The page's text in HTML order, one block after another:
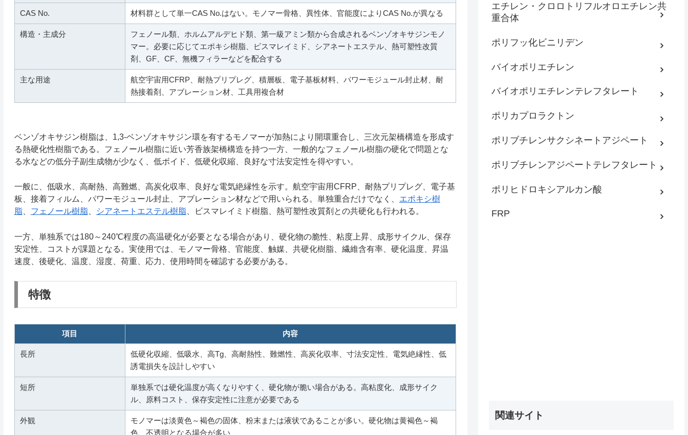
CAS No. 材料群として単一CAS No.はない。モノマー骨格、異性体、官能度によりCAS No.が異なる
構造・主成分
フェノール類、ホルムアルデヒド類、第一級アミン類から合成されるベンゾオキサジンモノ
マー。必要に応じてエポキシ樹脂、ビスマレイミド、シアネートエステル、熱可塑性改質
剤、GF、CF、無機フィラーなどを配合する
主な用途
航空宇宙用CFRP、耐熱プリプレグ、積層板、電子基板材料、パワーモジュール封止材、耐
熱接着剤、アブレーション材、工具用複合材
ベンゾオキサジン樹脂は、1,3-ベンゾオキサジン環を有するモノマーが加熱により開環重合し、三次元架橋構造を形成す
る熱硬化性樹脂である。フェノール樹脂に近い芳香族架橋構造を持つ一方、一般的なフェノール樹脂の硬化で問題とな
る水などの低分子副生成物が少なく、低ボイド、低硬化収縮、良好な寸法安定性を得やすい。
一般に、低吸水、高耐熱、高難燃、高炭化収率、良好な電気絶縁性を示す。航空宇宙用CFRP、耐熱プリプレグ、電子基
板、接着フィルム、パワーモジュール封止、アブレーション材などで用いられる。単独重合だけでなく、 エポキシ樹
脂、 フェノール樹脂、 シアネートエステル樹脂、ビスマレイミド樹脂、熱可塑性改質剤との共硬化も行われる。
一方、単独系では180～240℃程度の高温硬化が必要となる場合があり、硬化物の脆性、粘度上昇、成形サイクル、保存
安定性、コストが課題となる。実使用では、モノマー骨格、官能度、触媒、共硬化樹脂、繊維含有率、硬化温度、昇温
速度、後硬化、温度、湿度、荷重、応力、使用時間を確認する必要がある。
特徴
項目 内容
長所
低硬化収縮、低吸水、高Tg、高耐熱性、難燃性、高炭化収率、寸法安定性、電気絶縁性、低
誘電損失を設計しやすい
短所
単独系では硬化温度が高くなりやすく、硬化物が脆い場合がある。高粘度化、成形サイク
ル、原料コスト、保存安定性に注意が必要である
外観
モノマーは淡黄色～褐色の固体、粉末または液状であることが多い。硬化物は黄褐色～褐
色、不透明となる場合が多い
エチレン・クロロトリフルオロエチレン共
重合体
ポリフッ化ビニリデン
バイオポリエチレン
バイオポリエチレンテレフタレート
ポリカプロラクトン
ポリブチレンサクシネートアジペート
ポリブチレンアジペートテレフタレート
ポリヒドロキシアルカン酸
FRP
関連サイト